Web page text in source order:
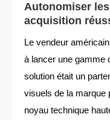
Autonomiser
acquisition
Le vendeur
à lancer une gamme
solution était un
visuels de la marque
noyau technique